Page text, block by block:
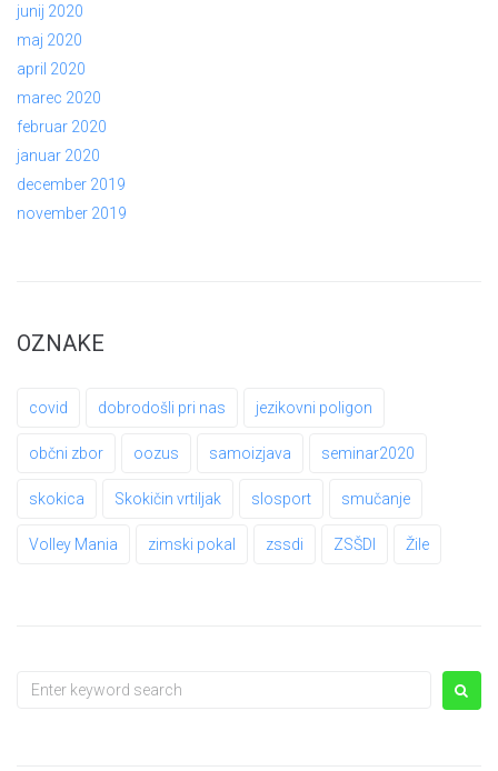
junij 2020
maj 2020
april 2020
marec 2020
februar 2020
januar 2020
december 2019
november 2019
OZNAKE
covid dobrodošli pri nas jezikovni poligon
občni zbor oozus samoizjava seminar2020
skokica Skokičin vrtiljak slosport smučanje
Volley Mania zimski pokal zssdi ZSŠDI Žile
Search